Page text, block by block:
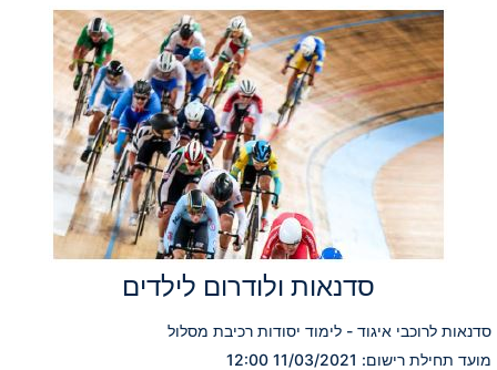
סדנאות ולודרום לילדים
סדנאות לרוכבי איגוד - לימוד יסודות רכיבת מסלול
מועד תחילת רישום: 11/03/2021 12:00